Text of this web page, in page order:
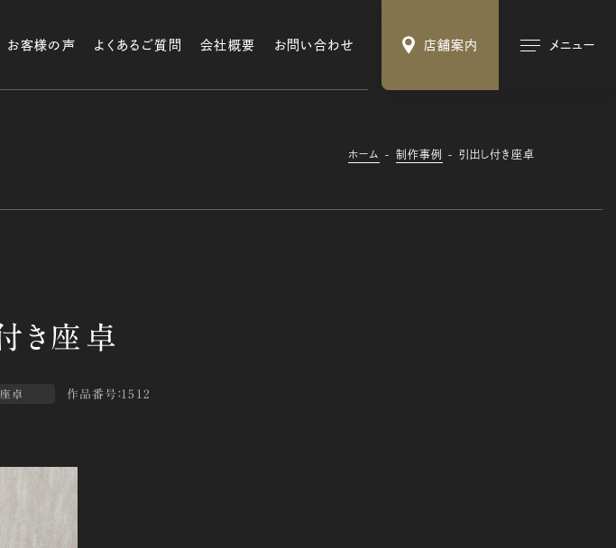
お客様の声 よくあるご質問 会社概要 お問い合わせ 店舗案内 メニュー
ホーム 制作事例 引出し付き座卓
座卓 作品番号：1512